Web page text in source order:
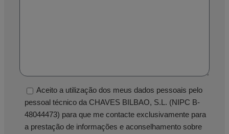
Aceito a utilização dos meus dados pessoais pelo
pessoal técnico da CHAVES BILBAO, S.L. (NIPC B-
48044473) para que me contacte exclusivamente para
a prestação de informações e aconselhamento sobre